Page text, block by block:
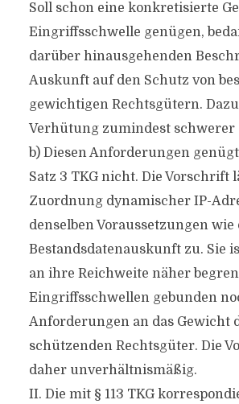
Soll schon eine konkretisierte
Eingriffsschwelle genügen,
darüber hinausgehenden
Auskunft auf den Schutz von
gewichtigen Rechtsgütern.
Verhütung zumindest schwerer
b) Diesen Anforderungen genügt
Satz 3 TKG nicht. Die Vorschrift
Zuordnung dynamischer IP-
denselben Voraussetzungen
Bestandsdatenauskunft zu. Sie
an ihre Reichweite näher
Eingriffsschwellen gebunden
Anforderungen an das Gewicht
schützenden Rechtsgüter. Die
daher unverhältnismäßig.
II. Die mit § 113 TKG